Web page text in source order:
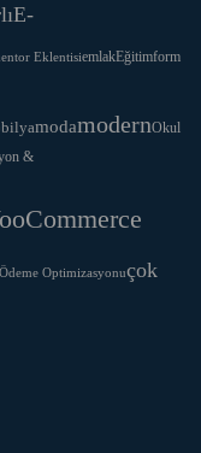
E-
EklentisiemlakEğitimform
modamodernOkul
&
Ödeme Optimizasyonuçok